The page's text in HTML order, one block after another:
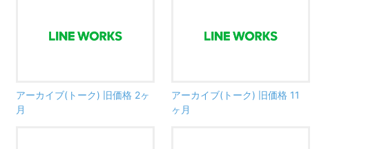
アーカイブ(トーク) 旧価格 2ヶ
月
アーカイブ(トーク) 旧価格 11
ヶ月